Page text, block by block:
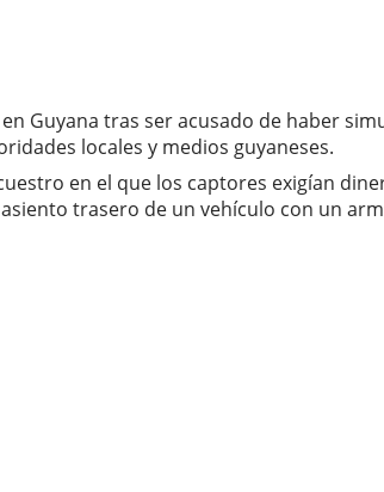
Guyana tras ser acusado de haber
locales y medios guyaneses.
en el que los captores exigían
trasero de un vehículo con un